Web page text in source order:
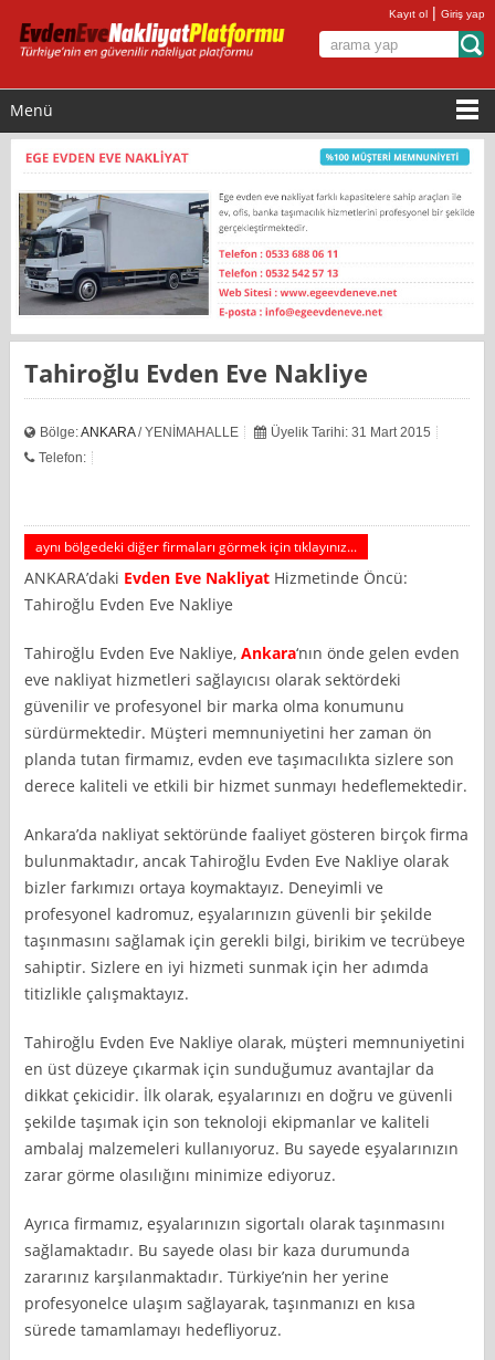
Kayıt ol |Giriş yap
Menü
Tahiroğlu Evden Eve Nakliye
Bölge:ANKARA/ YENİMAHALLE
Üyelik Tarihi: 31 Mart 2015
Telefon:
aynı bölgedeki diğer firmaları görmek için tıklayınız...
ANKARA’daki Evden Eve Nakliyat Hizmetinde Öncü:
Tahiroğlu Evden Eve Nakliye
Tahiroğlu Evden Eve Nakliye,Ankara‘nın önde gelen evden
eve nakliyat hizmetleri sağlayıcısı olarak sektördeki
güvenilir ve profesyonel bir marka olma konumunu
sürdürmektedir. Müşteri memnuniyetini her zaman ön
planda tutan firmamız, evden eve taşımacılıkta sizlere son
derece kaliteli ve etkili bir hizmet sunmayı hedeflemektedir.
Ankara’da nakliyat sektöründe faaliyet gösteren birçok firma
bulunmaktadır, ancak Tahiroğlu Evden Eve Nakliye olarak
bizler farkımızı ortaya koymaktayız. Deneyimli ve
profesyonel kadromuz, eşyalarınızın güvenli bir şekilde
taşınmasını sağlamak için gerekli bilgi, birikim ve tecrübeye
sahiptir. Sizlere en iyi hizmeti sunmak için her adımda
titizlikle çalışmaktayız.
Tahiroğlu Evden Eve Nakliye olarak, müşteri memnuniyetini
en üst düzeye çıkarmak için sunduğumuz avantajlar da
dikkat çekicidir. İlk olarak, eşyalarınızı en doğru ve güvenli
şekilde taşımak için son teknoloji ekipmanlar ve kaliteli
ambalaj malzemeleri kullanıyoruz. Bu sayede eşyalarınızın
zarar görme olasılığını minimize ediyoruz.
Ayrıca firmamız, eşyalarınızın sigortalı olarak taşınmasını
sağlamaktadır. Bu sayede olası bir kaza durumunda
zararınız karşılanmaktadır. Türkiye’nin her yerine
profesyonelce ulaşım sağlayarak, taşınmanızı en kısa
sürede tamamlamayı hedefliyoruz.